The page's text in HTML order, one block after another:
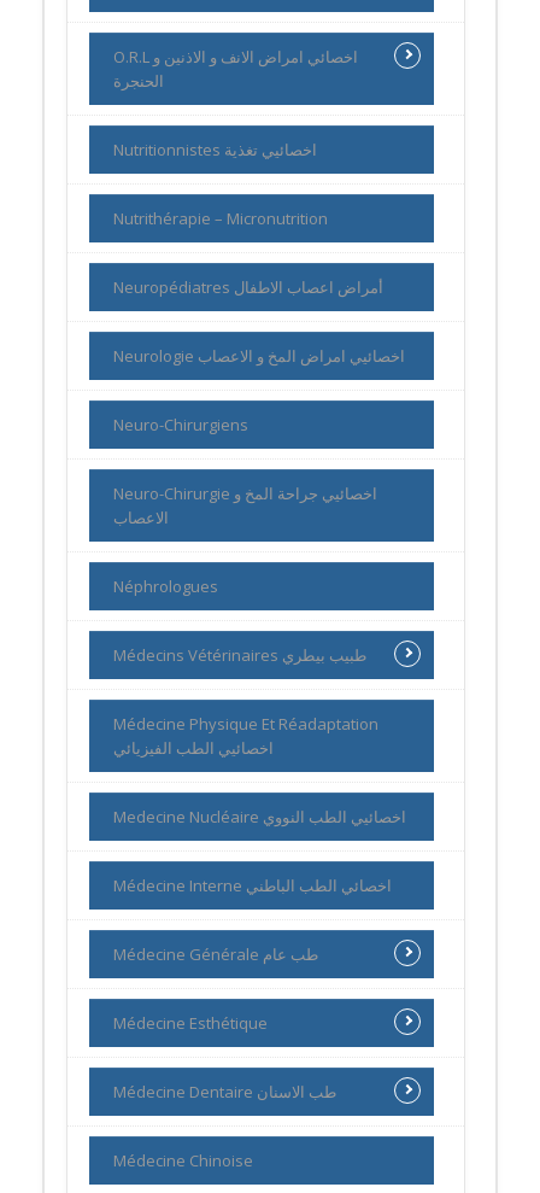
O.R.L اخصائي امراض الانف و الاذنين و
الحنجرة
Nutritionnistes اخصائيي تغذية
Nutrithérapie – Micronutrition
Neuropédiatres أمراض اعصاب الاطفال
Neurologie اخصائيي امراض المخ و الاعصاب
Neuro-Chirurgiens
Neuro-Chirurgie اخصائيي جراحة المخ و
الاعصاب
Néphrologues
Médecins Vétérinaires طبيب بيطري
Médecine Physique Et Réadaptation
اخصائيي الطب الفيزيائي
Medecine Nucléaire اخصائيي الطب النووي
Médecine Interne اخصائي الطب الباطني
Médecine Générale طب عام
Médecine Esthétique
Médecine Dentaire طب الاسنان
Médecine Chinoise